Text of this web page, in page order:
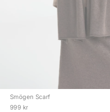
Smögen Scarf
999 kr